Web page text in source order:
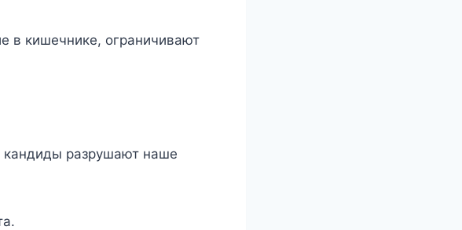
в кишечнике, ограничивают
кандиды разрушают наше